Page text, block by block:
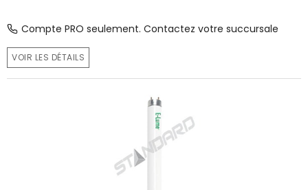
Compte PRO seulement. Contactez votre succursale
VOIR LES DÉTAILS